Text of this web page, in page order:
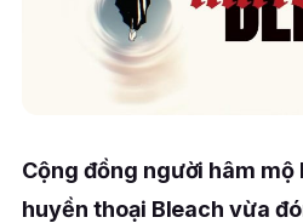
Cộng đồng người hâm mộ
huyền thoại Bleach vừa